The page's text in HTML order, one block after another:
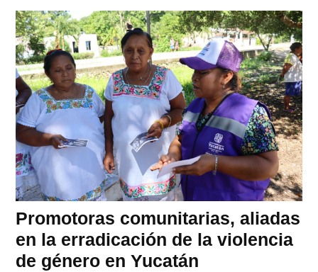
Promotoras comunitarias, aliadas
en la erradicación de la violencia
de género en Yucatán